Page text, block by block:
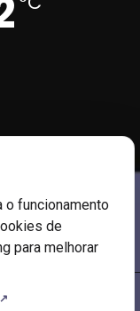
funcionamento
de
para melhorar